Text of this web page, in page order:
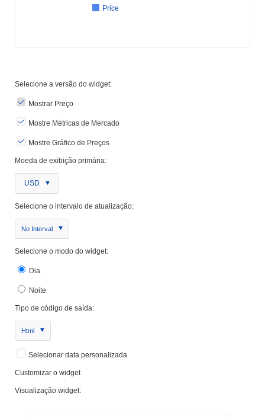
Price
Selecione a versão do widget:
Mostrar Preço
Mostre Métricas de Mercado
Mostre Gráfico de Preços
Moeda de exibição primária:
USD
Selecione o intervalo de atualização:
No Interval
Selecione o modo do widget:
Dia
Noite
Tipo de código de saída:
Html
Selecionar data personalizada
Customizar o widget
Visualização widget: